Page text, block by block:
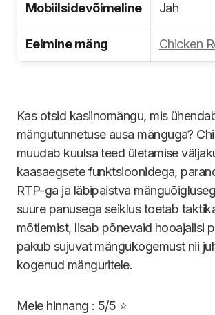
Mobiilsidevõimeline Jah
Eelmine mäng Chicken
Kas otsid kasiinomängu, mis
mängutunnetuse ausa mänguga?
muudab kuulsa teed ületamise
kaasaegsete funktsioonidega,
RTP-ga ja läbipaistva
suure panusega seiklus toetab
mõtlemist, lisab põnevaid hooajalisi
pakub sujuvat mängukogemust nii
kogenud mänguritele.
Meie hinnang : 5/5 ⭐